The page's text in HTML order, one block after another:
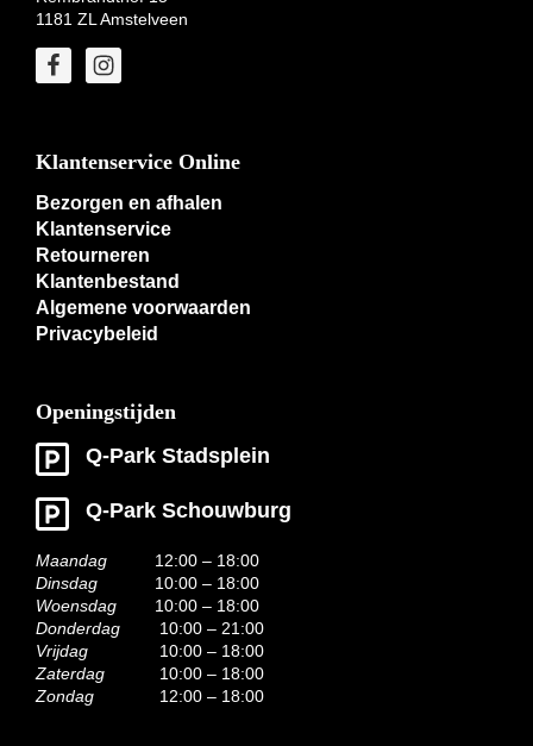
1181 ZL Amstelveen
Klantenservice Online
Bezorgen en afhalen
Klantenservice
Retourneren
Klantenbestand
Algemene voorwaarden
Privacybeleid
Openingstijden
Q-Park Stadsplein
Q-Park Schouwburg
Maandag
12:00 – 18:00
Dinsdag
10:00 – 18:00
Woensdag
10:00 – 18:00
Donderdag
10:00 – 21:00
Vrijdag
10:00 – 18:00
Zaterdag
10:00 – 18:00
Zondag
12:00 – 18:00